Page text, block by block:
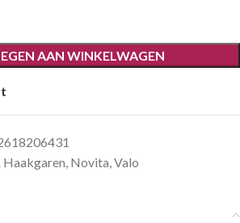
AAN WINKELWAGEN
Haakgaren, Novita,Valo